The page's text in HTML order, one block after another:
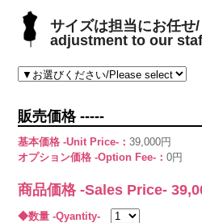
サイズは担当にお任
adjustment to our
販売価格 -----
基本価格 -Unit Price-：39,000円
オプション価格 -Option Fee-：0円
商品価格 -Sales Price-
◆数量 -Qyantity-